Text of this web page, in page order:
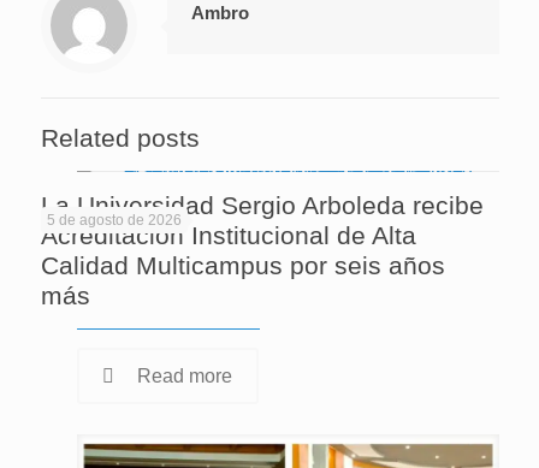
Ambro
Related posts
5 de agosto de 2026
La Universidad Sergio Arboleda recibe
Acreditación Institucional de Alta
Calidad Multicampus por seis años
más
Read more